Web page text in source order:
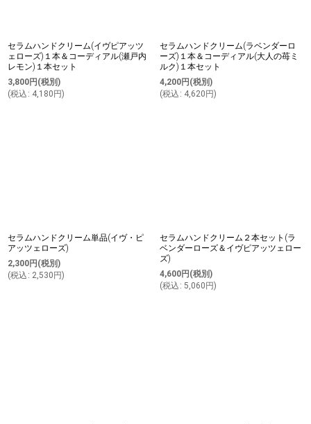
セラムハンドクリーム(イヴピアッツ
ェローズ)１本＆コーディアル(瀬戸内
レモン)１本セット
3,800円 (税別)
(税込 : 4,180 円)
セラムハンドクリーム(ラベンダーロ
ーズ)１本＆コーディアル(大人の苺ミ
ルク)１本セット
4,200円 (税別)
(税込 : 4,620 円)
セラムハンドクリーム単品(イヴ・ピ
アッツェローズ)
2,300円 (税別)
(税込 : 2,530 円)
セラムハンドクリーム２本セット(ラ
ベンダーローズ＆イヴピアッツェロー
ズ)
4,600円 (税別)
(税込 : 5,060 円)